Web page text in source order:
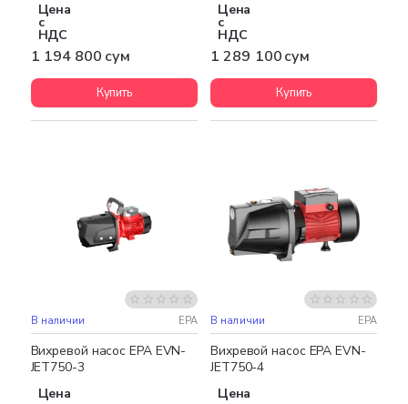
Цена
с
НДС
1 194 800 сум
Купить
Цена
с
НДС
1 289 100 сум
Купить
Бесплатная доставка
В наличии EPA
Вихревой насос EPA EVN-
JET750-3
Цена
Бесплатная доставка
В наличии EPA
Вихревой насос EPA EVN-
JET750-4
Цена